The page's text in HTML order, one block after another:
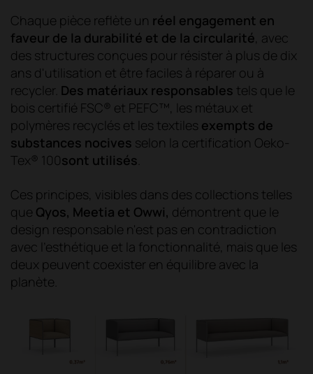
Chaque pièce reflète un réel engagement en
faveur de la durabilité et de la circularité , avec
des structures conçues pour résister à plus de dix
ans d'utilisation et être faciles à réparer ou à
recycler. Des matériaux responsables tels que le
bois certifié FSC® et PEFC™, les métaux et
polymères recyclés et les textiles exempts de
substances nocives selon la certification Oeko-
Tex® 100sont utilisés
Ces principes, visibles dans des collections telles
que Qyos, Meetia et Owwi, démontrent que le
design responsable n'est pas en contradiction
avec l'esthétique et la fonctionnalité, mais que les
deux peuvent coexister en équilibre avec la
planète.